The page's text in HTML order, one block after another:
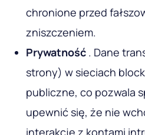
chronione przed
zniszczeniem.
Prywatność . Dane
strony) w sieciach
publiczne, co pozwala
upewnić się, że nie
interakcje z kontami